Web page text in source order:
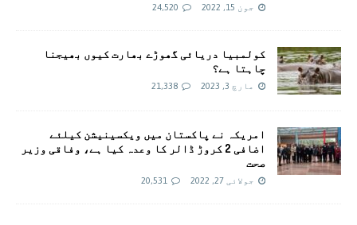
جون 15, 2022 24,520
کولمبیا دریائی گھوڑے بھارت کیوں بھیجنا
چاہتا ہے؟
مارچ 3, 2023 21,338
امريکہ نے پاکستان میں ویکسینیشن کیلئے
اضافی 2 کروڑ ڈالر کا وعدہ کیا ہے، وفاقی وزیر
صحت
جولائی 27, 2022 20,531